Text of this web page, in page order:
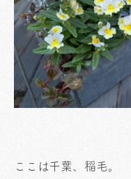
ここは千葉、稲毛。